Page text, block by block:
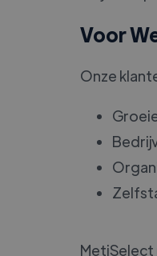
Voor
Onze
MetiSelect